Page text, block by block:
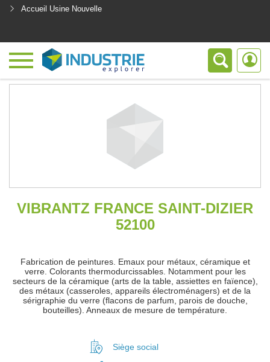
Accueil Usine Nouvelle
VIBRANTZ FRANCE SAINT-DIZIER
52100
Fabrication de peintures. Emaux pour métaux, céramique et
verre. Colorants thermodurcissables. Notamment pour les
secteurs de la céramique (arts de la table, assiettes en faïence),
des métaux (casseroles, appareils électroménagers) et de la
sérigraphie du verre (flacons de parfum, parois de douche,
bouteilles). Anneaux de mesure de température.
Siège social